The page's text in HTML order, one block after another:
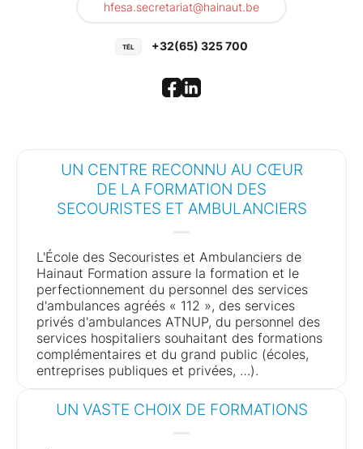
hfesa.secretariat@hainaut.be
+32(65) 325 700
UN CENTRE RECONNU AU CŒUR
DE LA FORMATION DES
SECOURISTES ET AMBULANCIERS
L'École des Secouristes et Ambulanciers de
Hainaut Formation assure la formation et le
perfectionnement du personnel des services
d'ambulances agréés « 112 », des services
privés d'ambulances ATNUP, du personnel des
services hospitaliers souhaitant des formations
complémentaires et du grand public (écoles,
entreprises publiques et privées, …).
UN VASTE CHOIX DE FORMATIONS